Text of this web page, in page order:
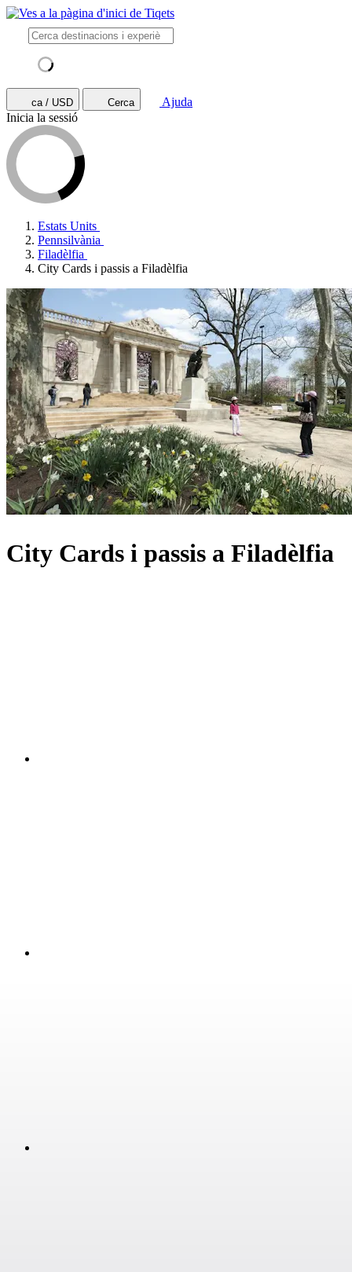
ca / USD Cerca
Ajuda
Inicia la sessió
Estats Units
Pennsilvània
Filadèlfia
City Cards i passis a Filadèlfia
City Cards i passis a Filadèlfia